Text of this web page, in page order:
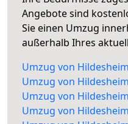
Angebote sind
Sie einen Umzug
außerhalb Ihres
Umzug von
Umzug von
Umzug von
Umzug von